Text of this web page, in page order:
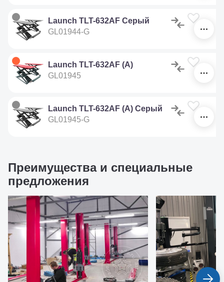
Launch TLT-632AF Серый
GL01944-G
Launch TLT-632AF (A)
GL01945
Launch TLT-632AF (A) Серый
GL01945-G
Преимущества и специальные
предложения